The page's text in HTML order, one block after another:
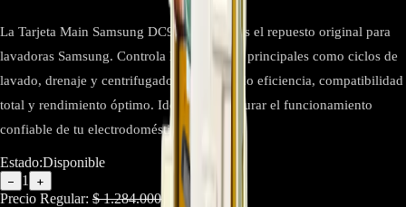
La Tarjeta Main Samsung DC92-02594W es el repuesto original para
lavadoras Samsung. Controla las funciones principales como ciclos de
lavado, drenaje y centrifugado, garantizando eficiencia, compatibilidad
total y rendimiento óptimo. Ideal para restaurar el funcionamiento
confiable de tu electrodoméstico.
Estado:Disponible
− 1 +
Precio Regular: $1.284.000